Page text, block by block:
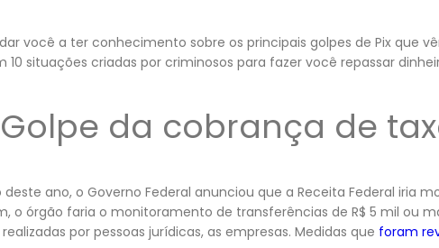
você a ter conhecimento sobre os principais golpes de Pix que
10 situações criadas por criminosos para fazer você repassar
Golpe da cobrança de
deste ano, o Governo Federal anunciou que a Receita Federal iria
o órgão faria o monitoramento de transferências de R$ 5 mil ou
por pessoas jurídicas, as empresas. Medidas que foram